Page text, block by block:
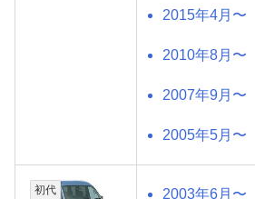
2015年4月〜
2010年8月〜
2007年9月〜
2005年5月〜
初代 2003年6月〜